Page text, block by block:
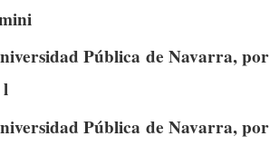
Pública de Navarra, por
l
Pública de Navarra, por